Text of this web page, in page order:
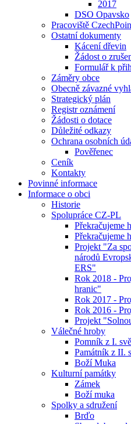
2017
DSO Opavsko
Pracoviště
Ostatní dokumenty
Kácení dřevin
Žádost o
Formulář k
Záměry obce
Obecně závazné
Strategický plán
Registr oznámení
Žádosti o dotace
Důležité odkazy
Ochrana osobních
Pověřenec
Ceník
Kontakty
Povinné informace
Informace o obci
Historie
Spolupráce CZ-PL
Překračujeme
Překračujeme
Projekt "Za
národů
ERS"
Rok 2018 -
hranic"
Rok 2017 -
Rok 2016 -
Projekt
Válečné hroby
Pomník z I.
Památník z II.
Boží Muka
Kulturní památky
Zámek
Boží muka
Spolky a sdružení
Brďo